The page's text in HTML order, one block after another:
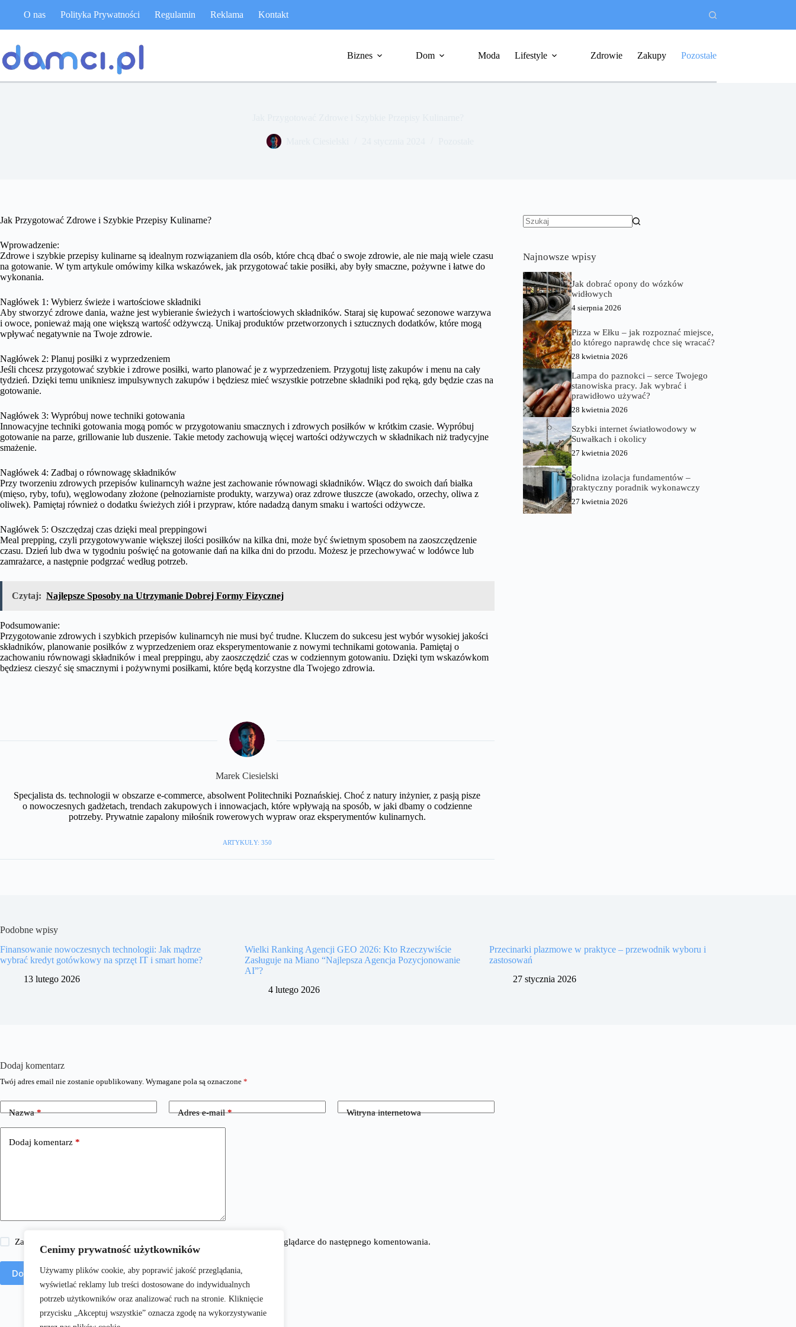
Cenimy prywatność użytkowników
Używamy plików cookie, aby poprawić jakość przeglądania,
wyświetlać reklamy lub treści dostosowane do indywidualnych
potrzeb użytkowników oraz analizować ruch na stronie. Kliknięcie
przycisku „Akceptuj wszystkie” oznacza zgodę na wykorzystywanie
O nas Polityka Prywatności Regulamin Reklama Kontakt
Biznes Dom Moda Lifestyle Zdrowie Zakupy Pozostałe
Jak Przygotować Zdrowe i Szybkie Przepisy Kulinarne?
Wprowadzenie:
Zdrowe i szybkie przepisy kulinarne są idealnym rozwiązaniem dla osób, które chcą dbać o swoje zdrowie, ale nie mają wiele czasu
na gotowanie. W tym artykule omówimy kilka wskazówek, jak przygotować takie posiłki, aby były smaczne, pożywne i łatwe do
wykonania.
Nagłówek 1: Wybierz świeże i wartościowe składniki
Aby stworzyć zdrowe dania, ważne jest wybieranie świeżych i wartościowych składników. Staraj się kupować sezonowe warzywa
i owoce, ponieważ mają one większą wartość odżywczą. Unikaj produktów przetworzonych i sztucznych dodatków, które mogą
wpływać negatywnie na Twoje zdrowie.
Nagłówek 2: Planuj posiłki z wyprzedzeniem
Jeśli chcesz przygotować szybkie i zdrowe posiłki, warto planować je z wyprzedzeniem. Przygotuj listę zakupów i menu na cały
tydzień. Dzięki temu unikniesz impulsywnych zakupów i będziesz mieć wszystkie potrzebne składniki pod ręką, gdy będzie czas na
gotowanie.
Nagłówek 3: Wypróbuj nowe techniki gotowania
Innowacyjne techniki gotowania mogą pomóc w przygotowaniu smacznych i zdrowych posiłków w krótkim czasie. Wypróbuj
gotowanie na parze, grillowanie lub duszenie. Takie metody zachowują więcej wartości odżywczych w składnikach niż tradycyjne
smażenie.
Nagłówek 4: Zadbaj o równowagę składników
Przy tworzeniu zdrowych przepisów kulinarncyh ważne jest zachowanie równowagi składników. Włącz do swoich dań białka
(mięso, ryby, tofu), węglowodany złożone (pełnoziarniste produkty, warzywa) oraz zdrowe tłuszcze (awokado, orzechy, oliwa z
oliwek). Pamiętaj również o dodatku świeżych ziół i przypraw, które nadadzą danym smaku i wartości odżywcze.
Nagłówek 5: Oszczędzaj czas dzięki meal preppingowi
Meal prepping, czyli przygotowywanie większej ilości posiłków na kilka dni, może być świetnym sposobem na zaoszczędzenie
czasu. Dzień lub dwa w tygodniu poświęć na gotowanie dań na kilka dni do przodu. Możesz je przechowywać w lodówce lub
zamrażarce, a następnie podgrzać według potrzeb.
Czytaj: Najlepsze Sposoby na Utrzymanie Dobrej Formy Fizycznej
Podsumowanie:
Przygotowanie zdrowych i szybkich przepisów kulinarncyh nie musi być trudne. Kluczem do sukcesu jest wybór wysokiej jakości
składników, planowanie posiłków z wyprzedzeniem oraz eksperymentowanie z nowymi technikami gotowania. Pamiętaj o
zachowaniu równowagi składników i meal preppingu, aby zaoszczędzić czas w codziennym gotowaniu. Dzięki tym wskazówkom
będziesz cieszyć się smacznymi i pożywnymi posiłkami, które będą korzystne dla Twojego zdrowia.
Marek Ciesielski
Specjalista ds. technologii w obszarze e-commerce, absolwent Politechniki Poznańskiej. Choć z natury inżynier, z pasją pisze
o nowoczesnych gadżetach, trendach zakupowych i innowacjach, które wpływają na sposób, w jaki dbamy o codzienne
potrzeby. Prywatnie zapalony miłośnik rowerowych wypraw oraz eksperymentów kulinarnych.
ARTYKUŁY: 350
Najnowsze wpisy
Jak dobrać opony do wózków
widłowych
4 sierpnia 2026
Pizza w Ełku – jak rozpoznać miejsce,
do którego naprawdę chce się wracać?
28 kwietnia 2026
Lampa do paznokci – serce Twojego
stanowiska pracy. Jak wybrać i
prawidłowo używać?
28 kwietnia 2026
Szybki internet światłowodowy w
Suwałkach i okolicy
27 kwietnia 2026
Solidna izolacja fundamentów –
praktyczny poradnik wykonawczy
27 kwietnia 2026
Podobne wpisy
Finansowanie nowoczesnych technologii: Jak mądrze
wybrać kredyt gotówkowy na sprzęt IT i smart home?
13 lutego 2026
Wielki Ranking Agencji GEO 2026: Kto Rzeczywiście
Zasługuje na Miano “Najlepsza Agencja Pozycjonowanie
AI”?
4 lutego 2026
Przecinarki plazmowe w praktyce – przewodnik wyboru i
zastosowań
27 stycznia 2026
Dodaj komentarz
Twój adres email nie zostanie opublikowany. Wymagane pola są oznaczone *
Nazwa* Adres e-mail* Witryna internetowa
Dodaj komentarz *
Zapisz moje imię i nazwisko, adres e-mail i stronę internetową w tej przeglądarce do następnego komentowania.
Dodaj komentarz